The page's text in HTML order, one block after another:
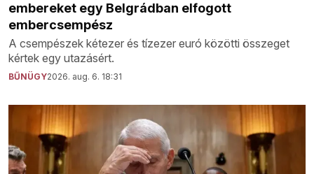
embereket egy Belgrádban elfogott
embercsempész
A csempészek kétezer és tízezer euró közötti összeget
kértek egy utazásért.
BŰNÜGY2026. aug. 6. 18:31